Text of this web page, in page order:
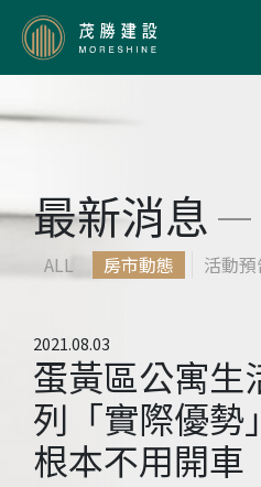
最新消息
ALL 房市動態 活動預
2021.08.03
蛋黃區公寓生
列「實際優勢
根本不用開車